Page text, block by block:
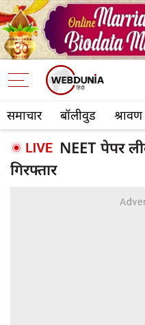
समाचार बॉलीवुड
NEET पेपर
गिरफ्तार